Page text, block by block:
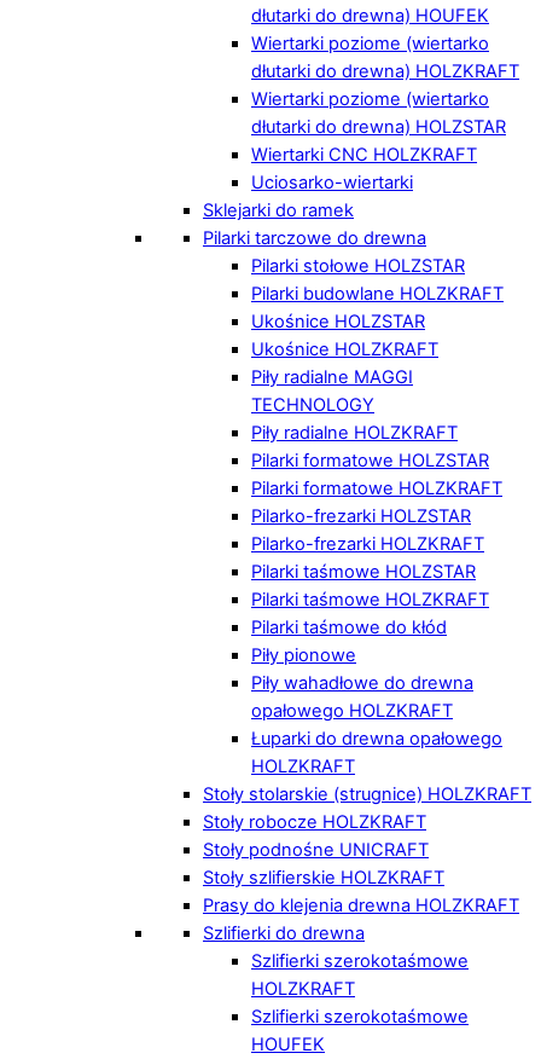
dłutarki do drewna) HOUFEK
Wiertarki poziome (wiertarko
dłutarki do drewna) HOLZKRAFT
Wiertarki poziome (wiertarko
dłutarki do drewna) HOLZSTAR
Wiertarki CNC HOLZKRAFT
Uciosarko-wiertarki
Sklejarki do ramek
Pilarki tarczowe do drewna
Pilarki stołowe HOLZSTAR
Pilarki budowlane HOLZKRAFT
Ukośnice HOLZSTAR
Ukośnice HOLZKRAFT
Piły radialne MAGGI
TECHNOLOGY
Piły radialne HOLZKRAFT
Pilarki formatowe HOLZSTAR
Pilarki formatowe HOLZKRAFT
Pilarko-frezarki HOLZSTAR
Pilarko-frezarki HOLZKRAFT
Pilarki taśmowe HOLZSTAR
Pilarki taśmowe HOLZKRAFT
Pilarki taśmowe do kłód
Piły pionowe
Piły wahadłowe do drewna
opałowego HOLZKRAFT
Łuparki do drewna opałowego
HOLZKRAFT
Stoły stolarskie (strugnice) HOLZKRAFT
Stoły robocze HOLZKRAFT
Stoły podnośne UNICRAFT
Stoły szlifierskie HOLZKRAFT
Prasy do klejenia drewna HOLZKRAFT
Szlifierki do drewna
Szlifierki szerokotaśmowe
HOLZKRAFT
Szlifierki szerokotaśmowe
HOUFEK